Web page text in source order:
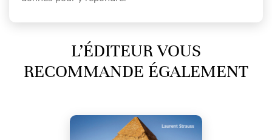
L’ÉDITEUR VOUS
RECOMMANDE ÉGALEMENT